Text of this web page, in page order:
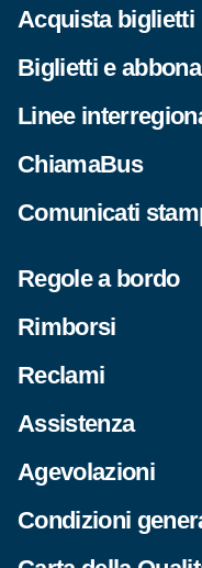
Acquista biglietti
Biglietti e
Linee
ChiamaBus
Comunicati
Regole a bordo
Rimborsi
Reclami
Assistenza
Agevolazioni
Condizioni